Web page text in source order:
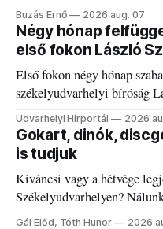
elégedetlen vezetőivel.
Buzás Ernő 2026 aug. 07
Négy hónap
első fokon László
Első fokon négy hónap
székelyudvarhelyi bíróság
Udvarhelyi Hírportál 2026
Gokart, dinók,
is tudjuk
Kíváncsi vagy a hétvége
Székelyudvarhelyen?
a fogaddal, a fogorvosi
Gál Előd, Tóth Hunor 2026